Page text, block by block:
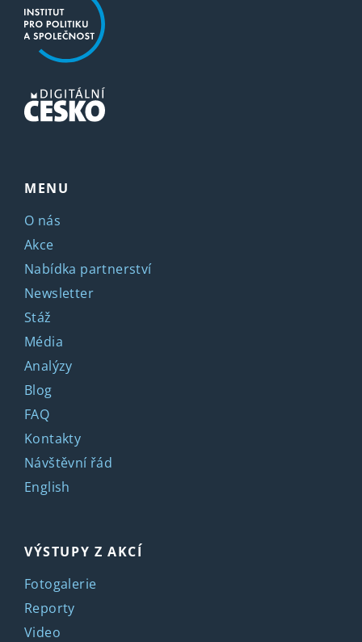
MENU
O nás
Akce
Nabídka partnerství
Newsletter
Stáž
Média
Analýzy
Blog
FAQ
Kontakty
Návštěvní řád
English
VÝSTUPY Z AKCÍ
Fotogalerie
Reporty
Video